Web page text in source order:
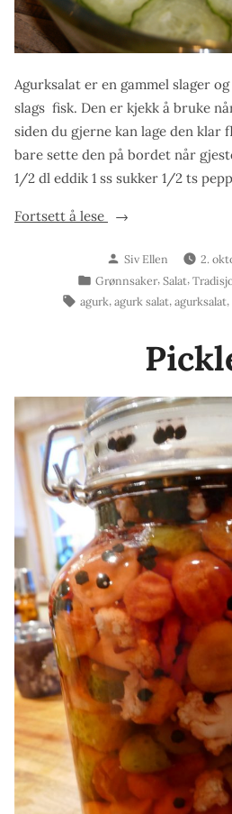
Agurksalat er en gammel slager
slags fisk. Den er kjekk å bruke
siden du gjerne kan lage den klar
bare sette den på bordet når
1/2 dl eddik 1 ss sukker 1/2 ts
Fortsett å lese «Agurksalat»
Skrevet
av
Siv Ellen
2.
Publisert
i
Grønnsaker, Salat,
Stikkord:
agurk, agurk salat, agurksalat,